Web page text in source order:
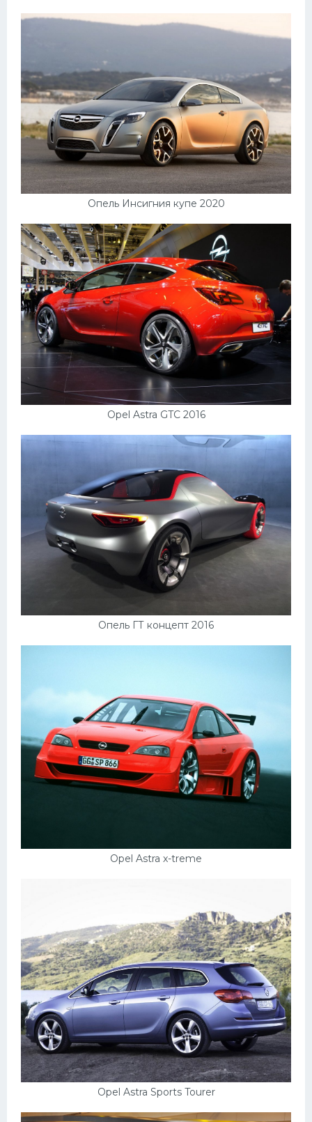
Опель Инсигния купе 2020
Opel Astra GTC 2016
Опель ГТ концепт 2016
Opel Astra x-treme
Opel Astra Sports Tourer